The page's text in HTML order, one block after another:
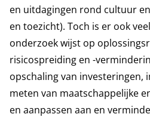
en uitdagingen rond cultuur
en toezicht). Toch is er ook
onderzoek wijst op
risicospreiding en -
opschaling van investeringen,
meten van maatschappelijke
en aanpassen aan en